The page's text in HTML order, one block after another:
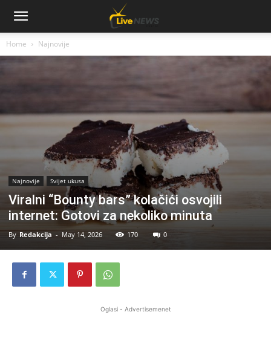
Home Najnovije
Najnovije Svijet ukusa
Viralni “Bounty bars” kolačići osvojili
internet: Gotovi za nekoliko minuta
By Redakcija - May 14, 2026 170 0
Oglasi - Advertisemenet